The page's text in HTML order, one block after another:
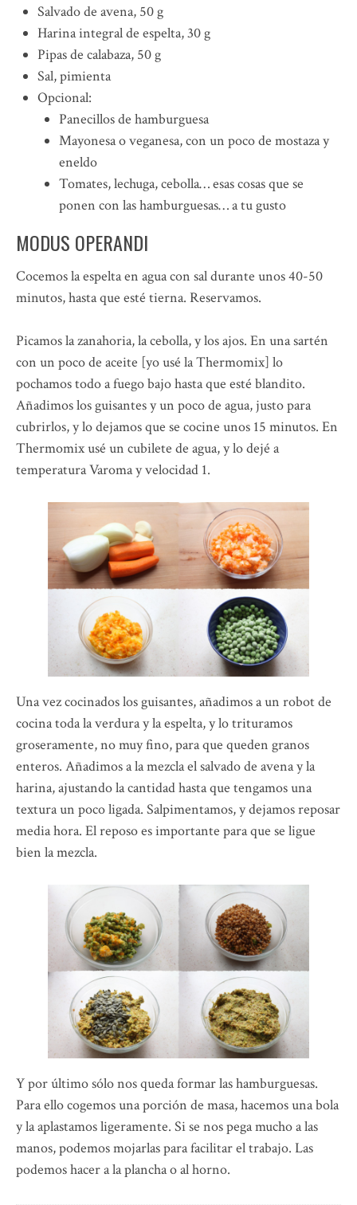
Salvado de avena, 50 g
Harina integral de espelta, 30 g
Pipas de calabaza, 50 g
Sal, pimienta
Opcional:
Panecillos de hamburguesa
Mayonesa o veganesa, con un poco de mostaza y
eneldo
Tomates, lechuga, cebolla… esas cosas que se
ponen con las hamburguesas… a tu gusto
MODUS OPERANDI
Cocemos la espelta en agua con sal durante unos 40-50
minutos, hasta que esté tierna. Reservamos.
Picamos la zanahoria, la cebolla, y los ajos. En una sartén
con un poco de aceite [yo usé la Thermomix] lo
pochamos todo a fuego bajo hasta que esté blandito.
Añadimos los guisantes y un poco de agua, justo para
cubrirlos, y lo dejamos que se cocine unos 15 minutos. En
Thermomix usé un cubilete de agua, y lo dejé a
temperatura Varoma y velocidad 1.
Una vez cocinados los guisantes, añadimos a un robot de
cocina toda la verdura y la espelta, y lo trituramos
groseramente, no muy fino, para que queden granos
enteros. Añadimos a la mezcla el salvado de avena y la
harina, ajustando la cantidad hasta que tengamos una
textura un poco ligada. Salpimentamos, y dejamos reposar
media hora. El reposo es importante para que se ligue
bien la mezcla.
Y por último sólo nos queda formar las hamburguesas.
Para ello cogemos una porción de masa, hacemos una bola
y la aplastamos ligeramente. Si se nos pega mucho a las
manos, podemos mojarlas para facilitar el trabajo. Las
podemos hacer a la plancha o al horno.